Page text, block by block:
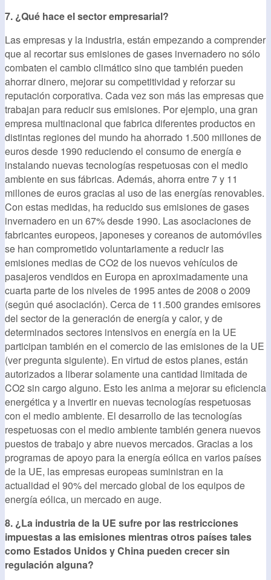
7. ¿Qué hace el sector empresarial?
Las empresas y la industria, están empezando a comprender
que al recortar sus emisiones de gases invernadero no sólo
combaten el cambio climático sino que también pueden
ahorrar dinero, mejorar su competitividad y reforzar su
reputación corporativa. Cada vez son más las empresas que
trabajan para reducir sus emisiones. Por ejemplo, una gran
empresa multinacional que fabrica diferentes productos en
distintas regiones del mundo ha ahorrado 1.500 millones de
euros desde 1990 reduciendo el consumo de energía e
instalando nuevas tecnologías respetuosas con el medio
ambiente en sus fábricas. Además, ahorra entre 7 y 11
millones de euros gracias al uso de las energías renovables.
Con estas medidas, ha reducido sus emisiones de gases
invernadero en un 67% desde 1990. Las asociaciones de
fabricantes europeos, japoneses y coreanos de automóviles
se han comprometido voluntariamente a reducir las
emisiones medias de CO2 de los nuevos vehículos de
pasajeros vendidos en Europa en aproximadamente una
cuarta parte de los niveles de 1995 antes de 2008 o 2009
(según qué asociación). Cerca de 11.500 grandes emisores
del sector de la generación de energía y calor, y de
determinados sectores intensivos en energía en la UE
participan también en el comercio de las emisiones de la UE
(ver pregunta siguiente). En virtud de estos planes, están
autorizados a liberar solamente una cantidad limitada de
CO2 sin cargo alguno. Esto les anima a mejorar su eficiencia
energética y a invertir en nuevas tecnologías respetuosas
con el medio ambiente. El desarrollo de las tecnologías
respetuosas con el medio ambiente también genera nuevos
puestos de trabajo y abre nuevos mercados. Gracias a los
programas de apoyo para la energía eólica en varios países
de la UE, las empresas europeas suministran en la
actualidad el 90% del mercado global de los equipos de
energía eólica, un mercado en auge.
8. ¿La industria de la UE sufre por las restricciones
impuestas a las emisiones mientras otros países tales
como Estados Unidos y China pueden crecer sin
regulación alguna?